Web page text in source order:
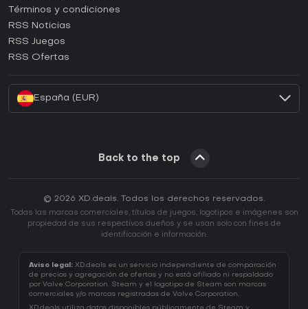
¿Cómo activar una CD Key de GOG?
¿Cómo activar una CD Key de Ubisoft Connect?
Términos y condiciones
RSS Noticias
RSS Juegos
RSS Ofertas
España (EUR)
Back to the top
© 2026 XD.deals. Todos los derechos reservados.
Todas las marcas comerciales, títulos de juegos, logotipos e imágenes son
propiedad de sus respectivos dueños y se usan solo con fines de
identificación e información.
Aviso legal: XD.deals es un servicio independiente de comparación
de precios y agregación de ofertas y no está afiliado ni respaldado
por Valve Corporation. Steam y el logotipo de Steam son marcas
comerciales y/o marcas registradas de Valve Corporation.